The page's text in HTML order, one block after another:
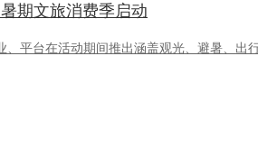
期文旅消费季启动
平台在活动期间推出涵盖观光、避暑、出